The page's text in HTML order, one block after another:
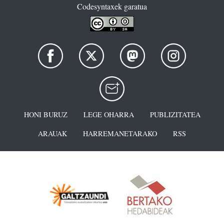
Codesyntaxek garatua
HONI BURUZ LEGE OHARRA
PUBLIZITATEA
ARAUAK
HARREMANETARAKO RSS